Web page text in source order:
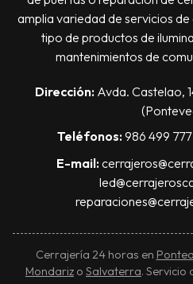
amplia variedad de servicios
tipo de productos de
mantenimientos de
Dirección: Avda. Castelao,
Teléfonos:986 499 777
E-mail:
Cerrajería 24 horas en
Mondariz o Salvaterra. Servicio